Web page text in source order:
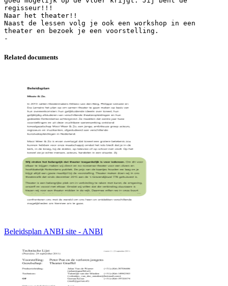
regisseur!!!
Naar het theater!!
Naast de lessen volg je ook een workshop in een
theater en bezoek je een voorstelling.
Related documents
Beleidsplan ANBI site - ANBI